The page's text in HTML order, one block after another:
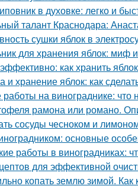
в духовке: легко и
талант Краснодара:
сушки яблок в
для хранения яблок: миф
как хранить
и хранение яблок: как
на винограднике: что
рамона или романо.
сосуды чесноком и
основные
работы в виноградниках:
для эффективной
копать землю зимой. Как